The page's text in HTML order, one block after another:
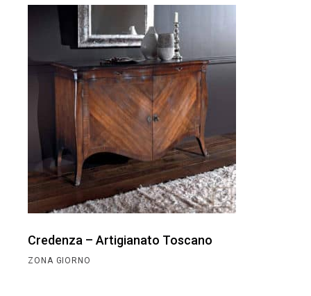
Credenza – Artigianato Toscano
ZONA GIORNO